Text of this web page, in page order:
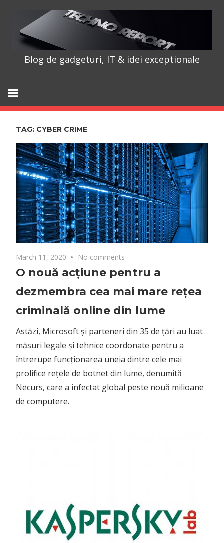
content
Blog de gadgeturi, IT & idei exceptionale
TAG: CYBER CRIME
March 11, 2020 No comments
O nouă acțiune pentru a
dezmembra cea mai mare rețea
criminală online din lume
Astăzi, Microsoft și parteneri din 35 de țări au luat
măsuri legale și tehnice coordonate pentru a
întrerupe funcționarea uneia dintre cele mai
prolifice rețele de botnet din lume, denumită
Necurs, care a infectat global peste nouă milioane
de computere.